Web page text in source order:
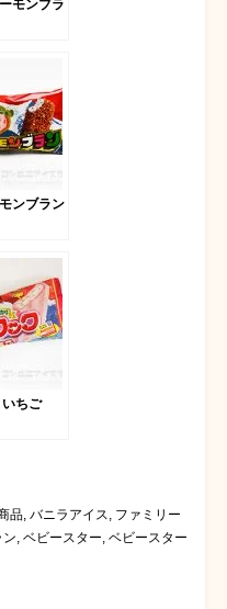
モンブラ
ンブラン
いちご
品, バニラアイス, ファミリー
ン, ベビースター, ベビースター